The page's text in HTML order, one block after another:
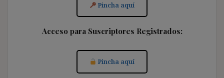
Pincha aquí
Acceso para Suscriptores Registrados:
Pincha aquí